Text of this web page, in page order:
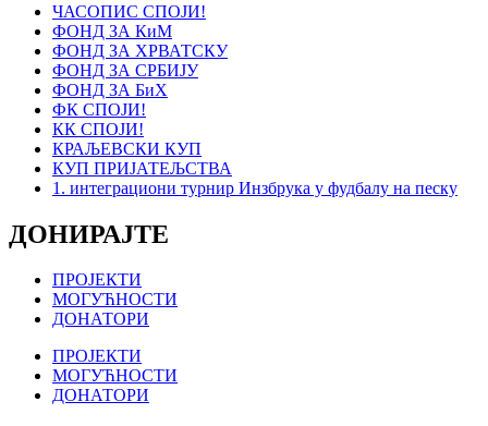
ЧАСОПИС СПОЈИ!
ФОНД ЗА КиМ
ФОНД ЗА ХРВАТСКУ
ФОНД ЗА СРБИЈУ
ФОНД ЗА БиХ
ФК СПОЈИ!
КК СПОЈИ!
КРАЉЕВСКИ КУП
КУП ПРИЈАТЕЉСТВА
1. интеграциони турнир Инзбрука у фудбалу на песку
ДОНИРАЈТЕ
ПРОЈЕКТИ
МОГУЋНОСТИ
ДОНАТОРИ
ПРОЈЕКТИ
МОГУЋНОСТИ
ДОНАТОРИ